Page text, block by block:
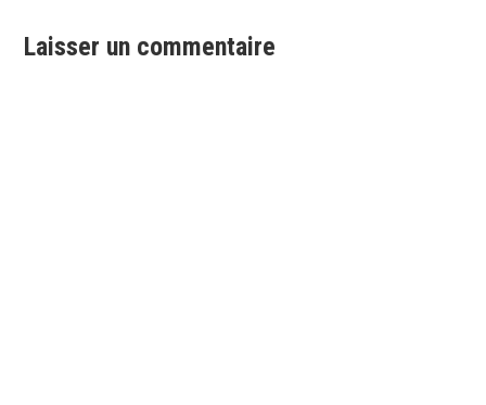
Laisser un commentaire